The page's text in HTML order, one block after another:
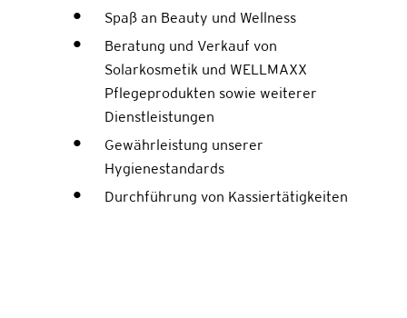
Spaß an Beauty und Wellness
Beratung und Verkauf von
Solarkosmetik und WELLMAXX
Pflegeprodukten sowie weiterer
Dienstleistungen
Gewährleistung unserer
Hygienestandards
Durchführung von Kassiertätigkeiten